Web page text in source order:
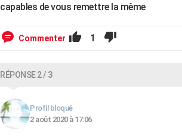
capables de vous remettre la même
Commenter 1
RÉPONSE 2 / 3
Profil bloqué
2 août 2020 à 17:06